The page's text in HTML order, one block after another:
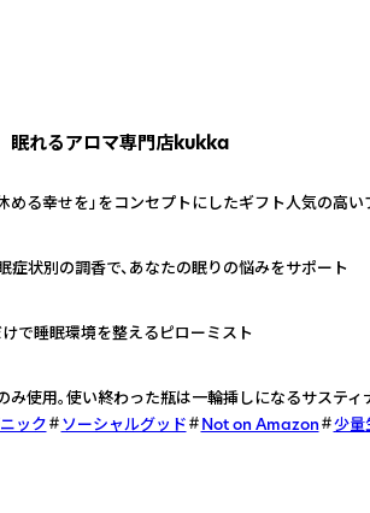
眠れるアロマ専門店kukka
める幸せを」をコンセプトにしたギフト人気の高い
状別の調香で、あなたの眠りの悩みをサポート
で睡眠環境を整えるピローミスト
み使用。使い終わった瓶は一輪挿しになるサスティ
ック ソーシャルグッド Not on Amazon
少量